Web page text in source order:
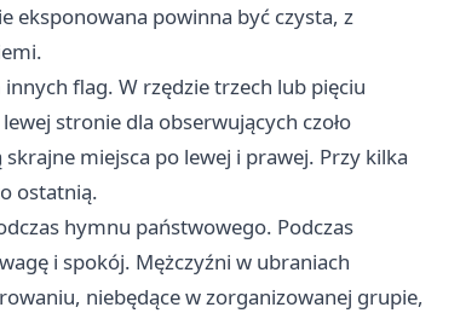
eksponowana powinna być czysta, z
flag. W rzędzie trzech lub pięciu
stronie dla obserwujących czoło
miejsca po lewej i prawej. Przy kilka
ostatnią.
hymnu państwowego. Podczas
i spokój. Mężczyźni w ubraniach
niebędące w zorganizowanej grupie,